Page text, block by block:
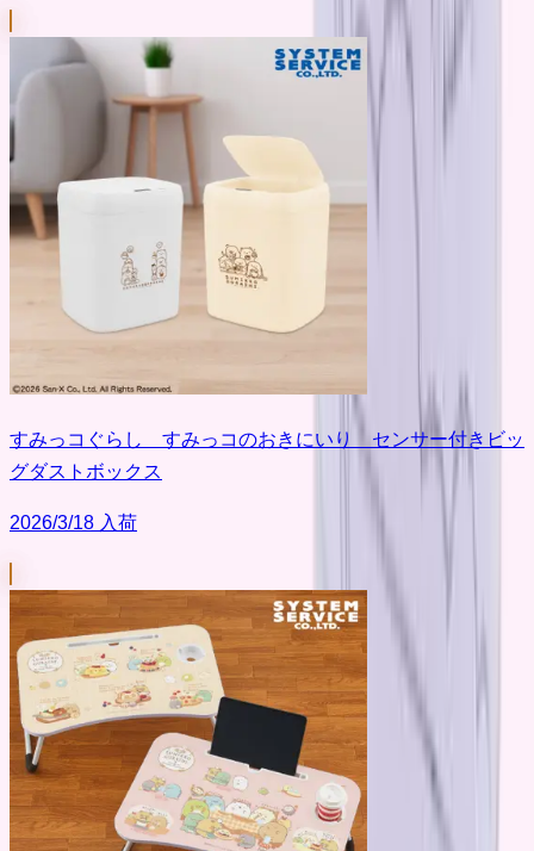
すみっコぐらし すみっコのおきにいり センサー付きビッ
グダストボックス
2026/3/18 入荷